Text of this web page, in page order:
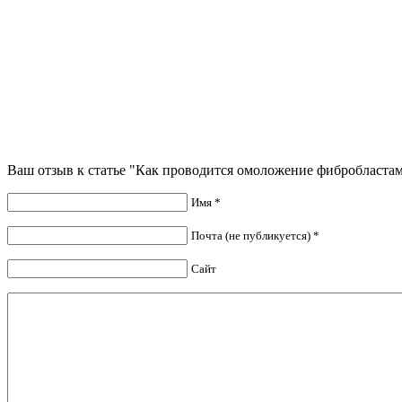
Ваш отзыв к статье "Как проводится омоложение
Имя *
Почта (не публикуется) *
Сайт